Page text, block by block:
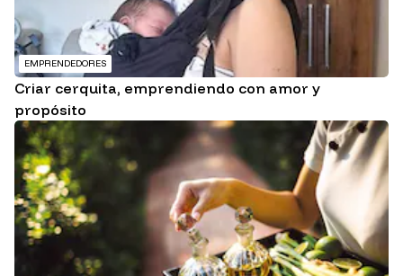
EMPRENDEDORES
Criar cerquita, emprendiendo con amor y
propósito